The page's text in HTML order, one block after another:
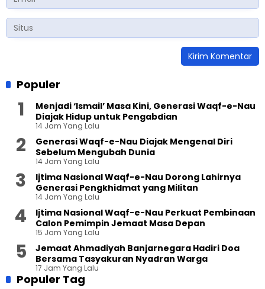
Populer
Menjadi ‘Ismail’ Masa Kini, Generasi Waqf-e-Nau
Diajak Hidup untuk Pengabdian
14 Jam Yang Lalu
Generasi Waqf-e-Nau Diajak Mengenal Diri
Sebelum Mengubah Dunia
14 Jam Yang Lalu
Ijtima Nasional Waqf-e-Nau Dorong Lahirnya
Generasi Pengkhidmat yang Militan
14 Jam Yang Lalu
Ijtima Nasional Waqf-e-Nau Perkuat Pembinaan
Calon Pemimpin Jemaat Masa Depan
15 Jam Yang Lalu
Jemaat Ahmadiyah Banjarnegara Hadiri Doa
Bersama Tasyakuran Nyadran Warga
17 Jam Yang Lalu
Populer Tag